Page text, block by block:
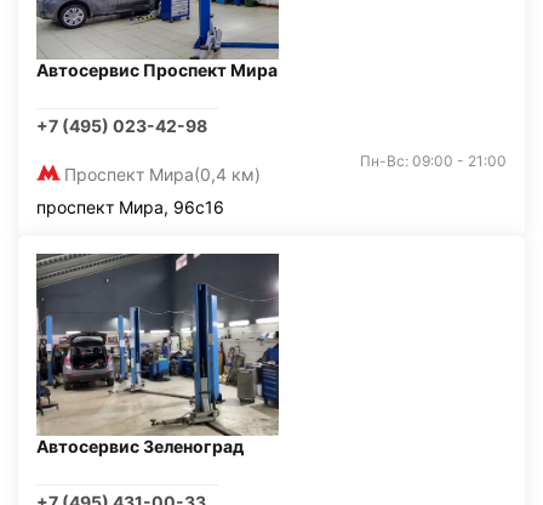
Автосервис Проспект Мира
+7 (495) 023-42-98
Проспект Мира(0,4 км)
Пн-Вс: 09:00 - 21:00
проспект Мира, 96с16
Автосервис Зеленоград